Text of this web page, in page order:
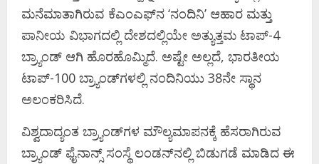
ಮನೆಮಾತಾಗಿರುವ ಕೆಎಂಎಫ್​ನ ‘ನಂದಿನಿ’ ಆಹಾರ ಮತ್ತು
ಪಾನೀಯ ವಿಭಾಗದಲ್ಲಿ ದೇಶದಲ್ಲಿಯೇ ಅತ್ಯುತ್ತಮ ಟಾಪ್​​​​-4
ಬ್ರ್ಯಾಂಡ್​ ಆಗಿ ಹೊರಹೊಮ್ಮಿದೆ. ಅಷ್ಟೇ ಅಲ್ಲದೆ, ಭಾರತೀಯ
ಟಾಪ್​​-100 ಬ್ರ್ಯಾಂಡ್​ಗಳಲ್ಲಿ ನಂದಿನಿಯು 38ನೇ ಸ್ಥಾನ
ಅಲಂಕರಿಸಿದೆ.
ವಿಶ್ವದಾದ್ಯಂತ ಬ್ರ್ಯಾಂಡ್​ಗಳ ಮೌಲ್ಯಮಾಪನಕ್ಕೆ ಹೆಸರಾಗಿರುವ
ಬ್ರ್ಯಾಂಡ್​ ಫೈನಾನ್ಸ್​ ಸಂಸ್ಥೆ ಲಂಡನ್​ನಲ್ಲಿ ಬಿಡುಗಡೆ ಮಾಡಿದ ಈ